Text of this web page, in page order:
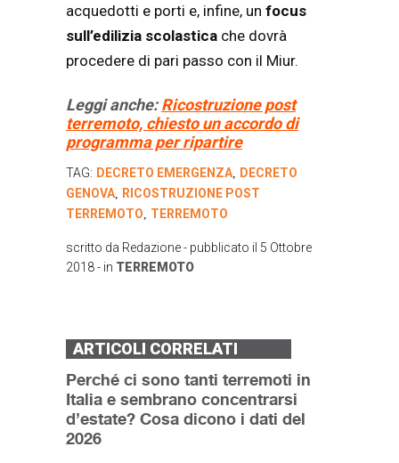
acquedotti e porti e, infine, un focus
sull’edilizia scolastica che dovrà
procedere di pari passo con il Miur.
Leggi anche:Ricostruzione post
terremoto, chiesto un accordo di
programma per ripartire
TAG: DECRETO EMERGENZA, DECRETO
GENOVA, RICOSTRUZIONE POST
TERREMOTO, TERREMOTO
scritto da Redazione- pubblicato il 5 Ottobre
2018- in TERREMOTO
ARTICOLI CORRELATI
Perché ci sono tanti terremoti in
Italia e sembrano concentrarsi
d’estate? Cosa dicono i dati del
2026